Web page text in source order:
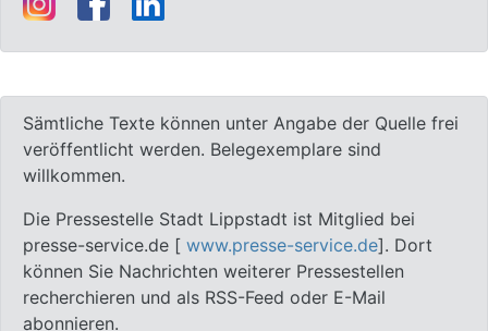
Sämtliche Texte können unter Angabe der Quelle frei
veröffentlicht werden. Belegexemplare sind
willkommen.
Die Pressestelle Stadt Lippstadt ist Mitglied bei
presse-service.de [ www.presse-service.de]. Dort
können Sie Nachrichten weiterer Pressestellen
recherchieren und als RSS-Feed oder E-Mail
abonnieren.